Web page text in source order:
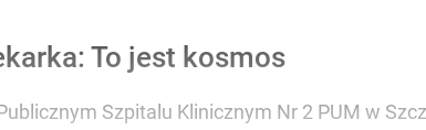
To jest kosmos
Szpitalu Klinicznym Nr 2 PUM w